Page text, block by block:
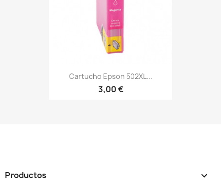
Cartucho Epson 502XL...
3,00 €
Productos 